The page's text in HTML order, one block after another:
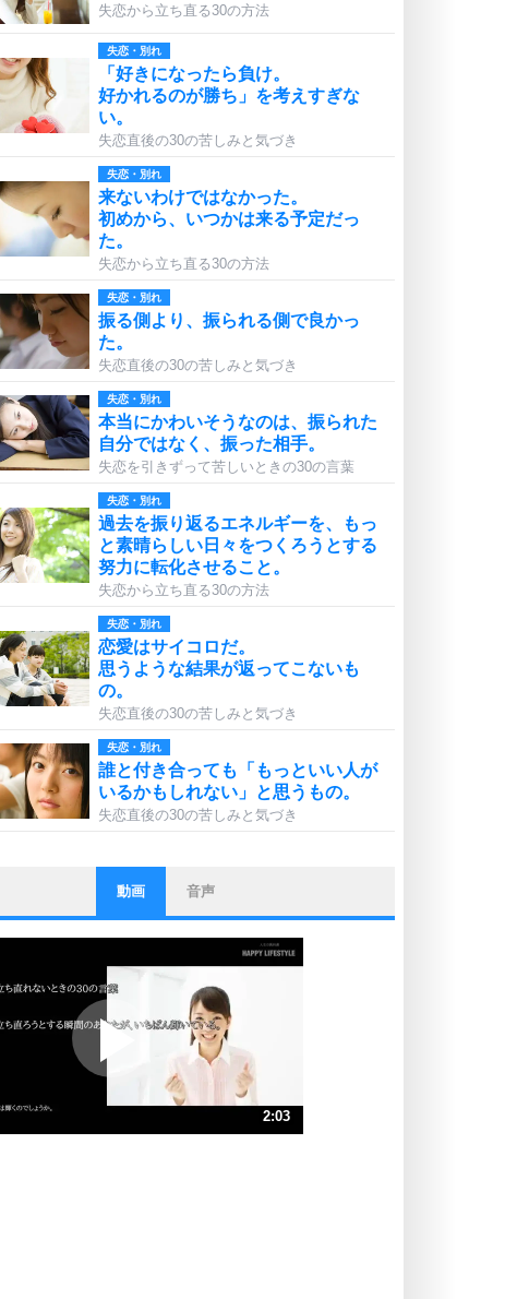
失恋から立ち直る30の方法
失恋・別れ
「好きになったら負け。
好かれるのが勝ち」を考えすぎな
い。
失恋直後の30の苦しみと気づき
失恋・別れ
来ないわけではなかった。
初めから、いつかは来る予定だっ
た。
失恋から立ち直る30の方法
失恋・別れ
振る側より、振られる側で良かっ
た。
失恋直後の30の苦しみと気づき
失恋・別れ
本当にかわいそうなのは、振られた
自分ではなく、振った相手。
失恋を引きずって苦しいときの30の言葉
失恋・別れ
過去を振り返るエネルギーを、もっ
と素晴らしい日々をつくろうとする
努力に転化させること。
失恋から立ち直る30の方法
失恋・別れ
恋愛はサイコロだ。
思うような結果が返ってこないも
の。
失恋直後の30の苦しみと気づき
失恋・別れ
誰と付き合っても「もっといい人が
いるかもしれない」と思うもの。
失恋直後の30の苦しみと気づき
ストレス対策
他人と比べない。
いっそのこと、他人を見ない。
いらいらしない人になる30の方法
プラス思考
ポジティブになれない原因は、行動
しないから。
ポジティブ思考になる30の方法
ストレス対策
動画 音声
2:03